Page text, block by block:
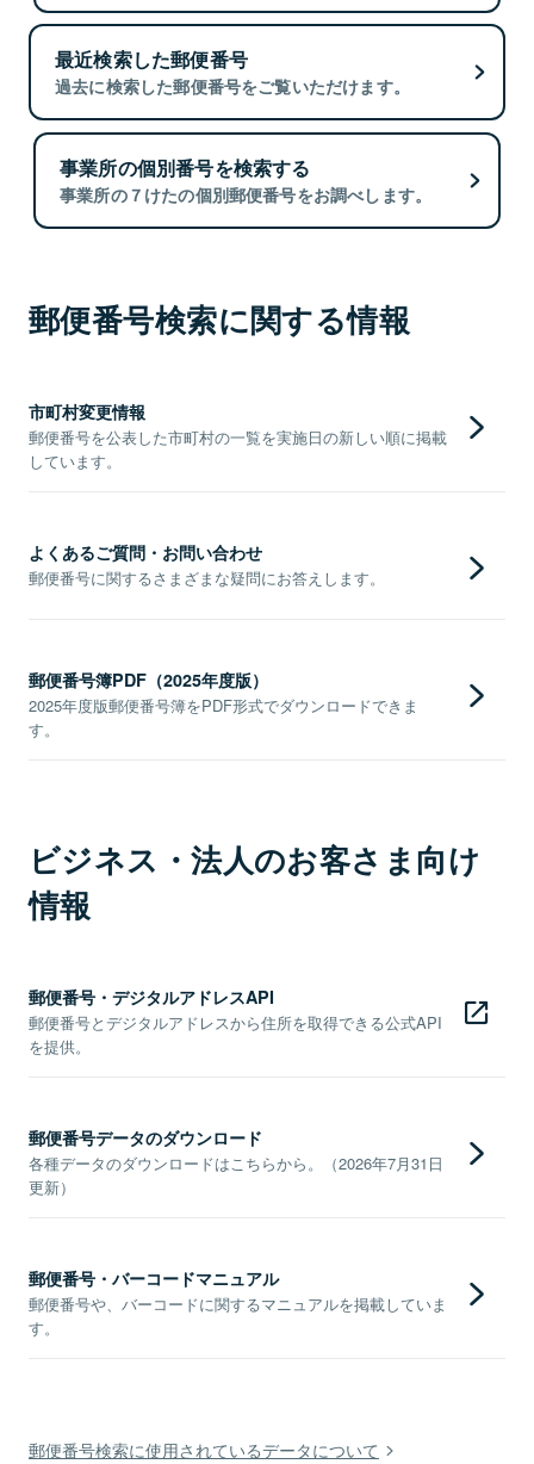
最近検索した郵便番号
過去に検索した郵便番号をご覧いただけます。
事業所の個別番号を検索する
事業所の７けたの個別郵便番号をお調べします。
郵便番号検索に関する情報
市町村変更情報
郵便番号を公表した市町村の一覧を実施日の新しい順に掲載
しています。
よくあるご質問・お問い合わせ
郵便番号に関するさまざまな疑問にお答えします。
郵便番号簿PDF（2025年度版）
2025年度版郵便番号簿をPDF形式でダウンロードできま
す。
ビジネス・法人のお客さま向け
情報
郵便番号・デジタルアドレスAPI
郵便番号とデジタルアドレスから住所を取得できる公式API
を提供。
郵便番号データのダウンロード
各種データのダウンロードはこちらから。（2026年7月31日
更新）
郵便番号・バーコードマニュアル
郵便番号や、バーコードに関するマニュアルを掲載していま
す。
郵便番号検索に使用されているデータについて